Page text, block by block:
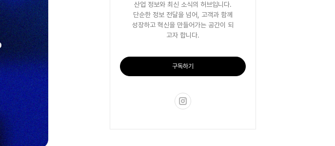
산업 정보와 최신 소식의 허브입니다.
단순한 정보 전달을 넘어, 고객과 함께
성장하고 혁신을 만들어가는 공간이 되
고자 합니다.
구독하기